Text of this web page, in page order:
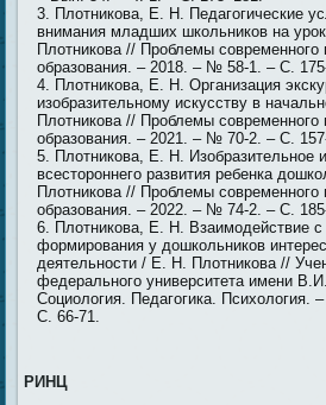
Плотникова, Е. Н. Педагогические
внимания младших школьников на
Плотникова // Проблемы современного
образования. – 2018. – № 58-1. – С.
Плотникова, Е. Н. Организация
изобразительному искусству в
Плотникова // Проблемы современного
образования. – 2021. – № 70-2. – С.
Плотникова, Е. Н. Изобразительное
всестороннего развития ребенка
Плотникова // Проблемы современного
образования. – 2022. – № 74-2. – С.
Плотникова, Е. Н. Взаимодействие
формирования у дошкольников
деятельности / Е. Н. Плотникова //
федерального университета имени
Социология. Педагогика.
С. 66-71.
РИНЦ